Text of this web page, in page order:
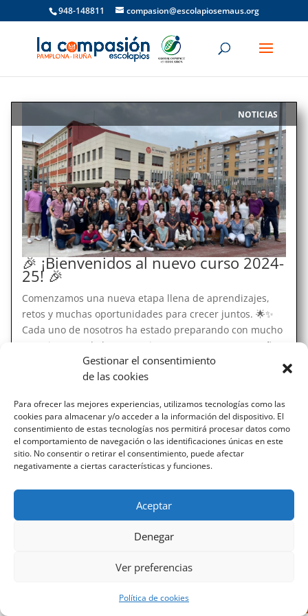
Gestionar el consentimiento
de las cookies
Para ofrecer las mejores experiencias, utilizamos tecnologías como las
cookies para almacenar y/o acceder a la información del dispositivo. El
consentimiento de estas tecnologías nos permitirá procesar datos como
el comportamiento de navegación o las identificaciones únicas en este
sitio. No consentir o retirar el consentimiento, puede afectar
negativamente a ciertas características y funciones.
Aceptar
Denegar
Ver preferencias
Política de cookies
948-148811 compasion@escolapiosemaus.org
🎉 ¡Bienvenidos al nuevo curso 2024-
25! 🎉
NOTICIAS
Comenzamos una nueva etapa llena de aprendizajes,
retos y muchas oportunidades para crecer juntos. 🌟✨
Cada uno de nosotros ha estado preparando con mucho
entusiasmo todo lo necesario para que este sea un año
inolvidable, lleno de experiencias enriquecedoras y
Diseñado por Escuelas Pías Provincia Emaús
Aviso Legal